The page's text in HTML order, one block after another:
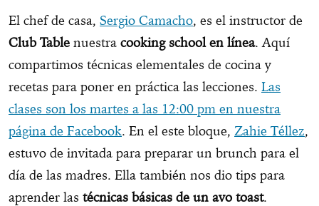
El chef de casa, Sergio Camacho, es el instructor de
Club Table nuestra cooking school en línea. Aquí
compartimos técnicas elementales de cocina y
recetas para poner en práctica las lecciones. Las
clases son los martes a las 12:00 pm en nuestra
página de Facebook. En el este bloque, Zahie Téllez,
estuvo de invitada para preparar un brunch para el
día de las madres. Ella también nos dio tips para
aprender las técnicas básicas de un avo toast.